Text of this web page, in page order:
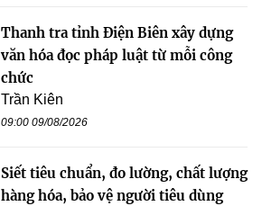
Thanh tra tỉnh Điện Biên xây dựng
văn hóa đọc pháp luật từ mỗi công
chức
Trần Kiên
09:00 09/08/2026
Siết tiêu chuẩn, đo lường, chất lượng
hàng hóa, bảo vệ người tiêu dùng